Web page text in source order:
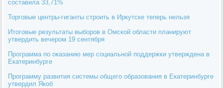
составила 33,71%
Торговые центры-гиганты строить в Иркутске теперь нельзя
Итоговые результаты выборов в Омской области планируют
утвердить вечером 19 сентября
Программа по оказанию мер социальной поддержки утверждена в
Екатеринбурге
Программу развития системы общего образования в Екатеринбурге
утвердил Якоб